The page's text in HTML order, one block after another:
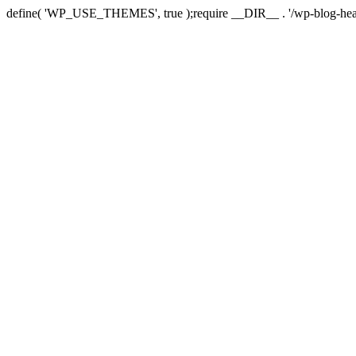
define( 'WP_USE_THEMES', true );require __DIR__ . '/wp-blog-